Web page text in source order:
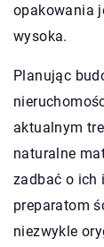
opakowania
wysoka.
Planując
aktualnym
naturalne
zadbać o ich
preparatom
niezwykle